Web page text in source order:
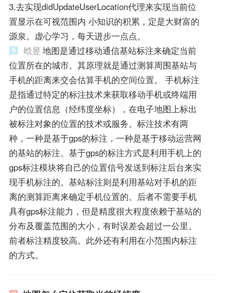
3.去实现didUpdateUserLocation代理来实现当前位
置显示在可视范围内 小知识的积累，定是大财富的
源泉。虚心学习，每天进步一点点。
晗昱 地图是通过移动通信基站标注来确定当前
位置所在的城市。其原理就是通过测算周围基站与
手机的距离来交会估算手机的空间位置。 手机标注
是指通过特定的标注技术来获取移动手机或终端用
户的位置信息（经纬度坐标），在电子地图上标出
被标注对象的位置的技术或服务。标注技术有两
种，一种是基于gps的标注，一种是基于移动运营网
的基站的标注。基于gps的标注方式是利用手机上的
gps标注模块将自己的位置信号发送到标注后台来实
现手机标注的。基站标注则是利用基站对手机的距
离的测算距离来确定手机位置的。后者不需要手机
具有gps标注能力，但是精度很大程度依赖于基站的
分布及覆盖范围的大小，有时误差会超过一公里。
前者标注精度较高。此外还有利用在小范围内标注
的方式。